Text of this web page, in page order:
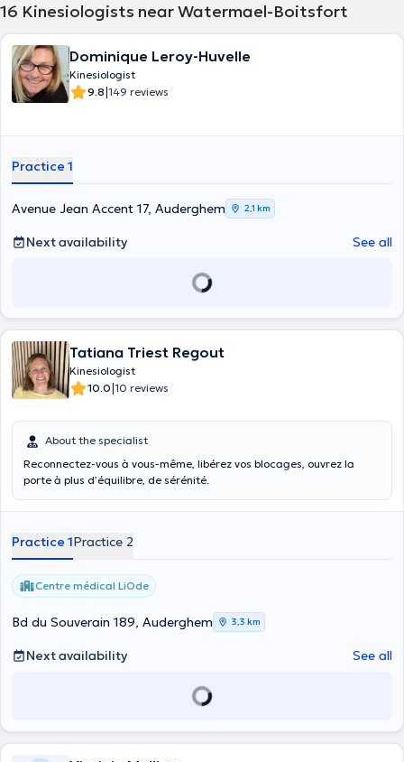
16 Kinesiologists near Watermael-Boitsfort
Dominique Leroy-Huvelle
Kinesiologist
9.8|149 reviews
Practice 1
Avenue Jean Accent 17, Auderghem 2,1 km
Next availability See all
Tatiana Triest Regout
Kinesiologist
10.0|10 reviews
About the specialist
Reconnectez-vous à vous-même, libérez vos blocages, ouvrez la
porte à plus d’équilibre, de sérénité.
Practice 1Practice 2
Centre médical LiOde
Bd du Souverain 189, Auderghem 3,3 km
Next availability See all